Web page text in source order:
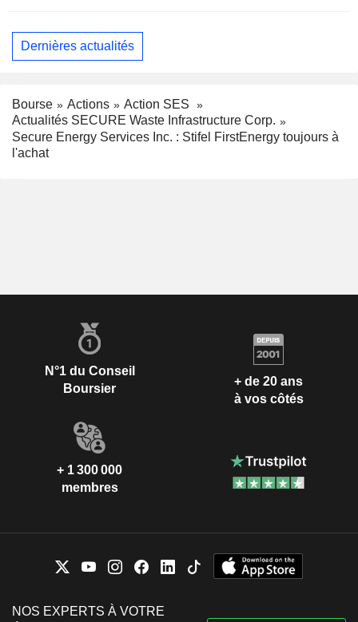
Dernières actualités
Bourse Actions
Action SES
Actualités SECURE Waste Infrastructure Corp.
Secure Energy Services Inc. : Stifel FirstEnergy toujours à
l'achat
N°1 du Conseil
Boursier
+ de 20 ans
à vos côtés
+ 1 300 000
membres
NOS EXPERTS À VOTRE